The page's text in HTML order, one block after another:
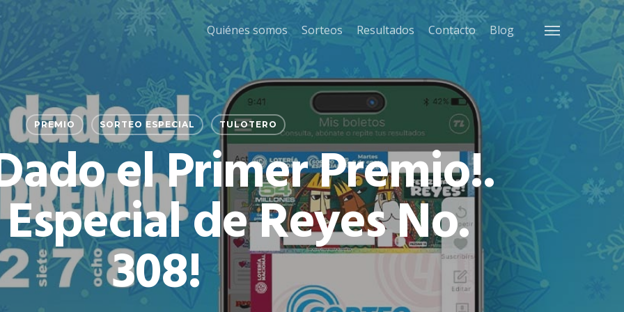
Quiénes somos Sorteos Resultados Contacto Blog Menu
PREMIO SORTEO ESPECIAL TULOTERO
el Primer Premio!.
de Reyes No.
308!